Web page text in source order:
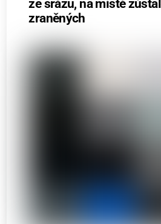
ze srázu, na místě
zraněných